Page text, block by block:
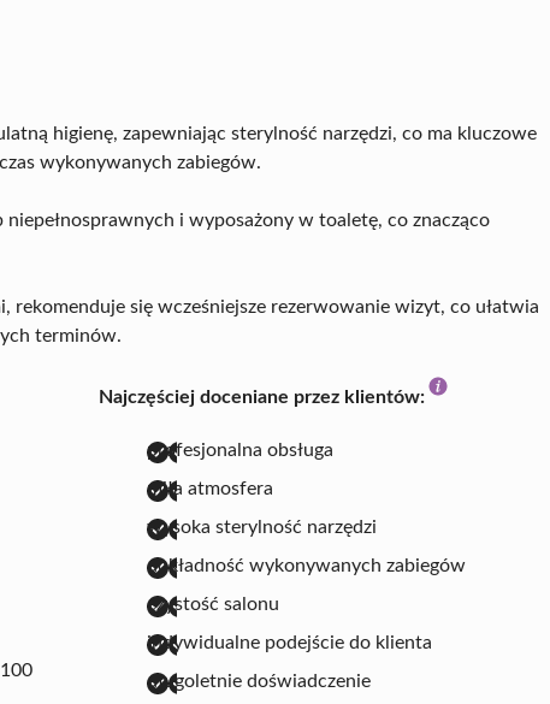
higienę, zapewniając sterylność narzędzi, co ma kluczowe
wykonywanych zabiegów.
i wyposażony w toaletę, co znacząco
rekomenduje się wcześniejsze rezerwowanie wizyt, co ułatwia
terminów.
Najczęściej doceniane przez klientów:
profesjonalna obsługa
miła atmosfera
wysoka sterylność narzędzi
dokładność wykonywanych zabiegów
czystość salonu
indywidualne podejście do klienta
długoletnie doświadczenie